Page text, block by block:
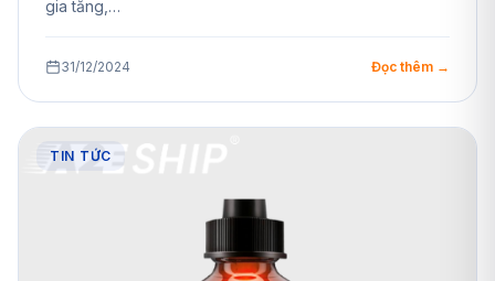
gia tăng,…
31/12/2024 Đọc thêm →
TIN TỨC